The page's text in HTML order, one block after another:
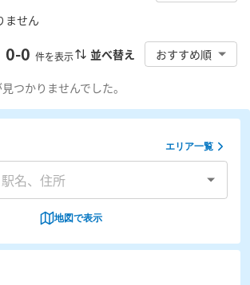
ません
0-0 件を表示 並べ替え おすすめ順
つかりませんでした。
エリア一覧
地図で表示